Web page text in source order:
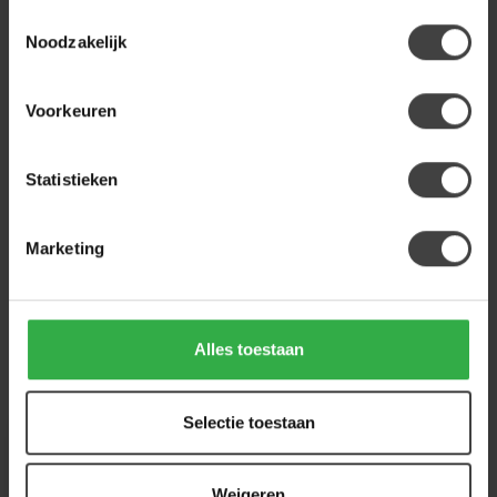
Noodzakelijk
Voorkeuren
Statistieken
Marketing
Alles toestaan
Selectie toestaan
Benoa Kast Industrial Mango -
2 deurs
599,00
Heb je een vraag over dit product?
gerust contact op met onze klantenservice
+31 224 850